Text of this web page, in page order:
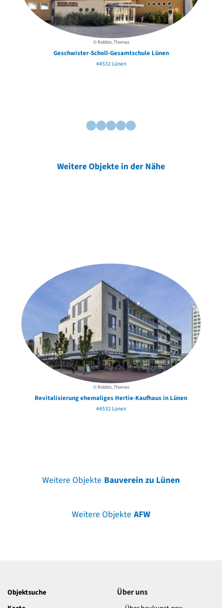
© Robbin, Thomas
Geschwister-Scholl-Gesamtschule Lünen
44532 Lünen
Weitere Objekte in der Nähe
© Robbin, Thomas
Revitalisierung ehemaliges Hertie-Kaufhaus in Lünen
44532 Lünen
Weitere Objekte Bauverein zu Lünen
Weitere Objekte AFW
Objektsuche
Über uns